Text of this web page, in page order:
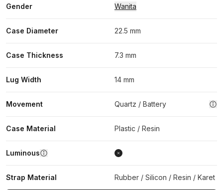
Gender Wanita
Case Diameter 22.5 mm
Case Thickness 7.3 mm
Lug Width 14 mm
Movement Quartz / Battery
Case Material Plastic / Resin
Luminous
Strap Material Rubber / Silicon / Resin / Karet